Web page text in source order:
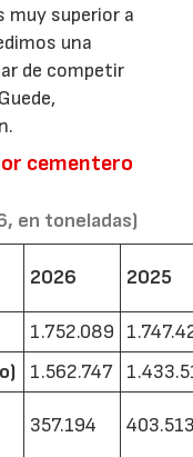
superior a
una
de competir
cementero
en toneladas)
2026 2025
1.752.089
1.562.747
357.194